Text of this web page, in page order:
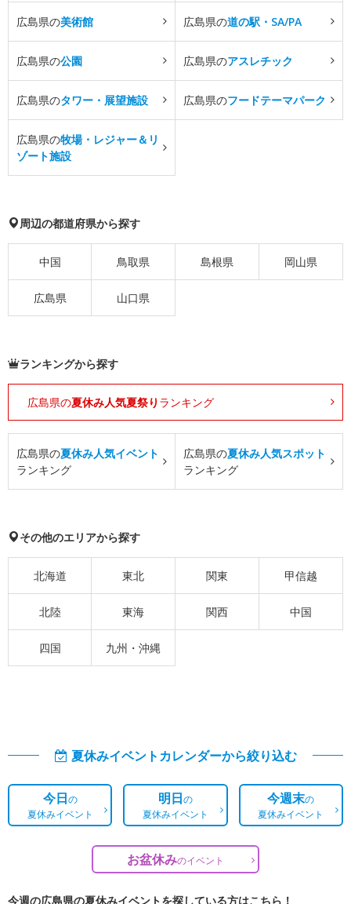
広島県の美術館 広島県の道の駅・SA/PA
広島県の公園 広島県のアスレチック
広島県のタワー・展望施設 広島県のフードテーマパーク
広島県の牧場・レジャー＆リ
ゾート施設
周辺の都道府県から探す
中国 鳥取県 島根県 岡山県
広島県 山口県
ランキングから探す
広島県の夏休み人気夏祭り ランキング
広島県の夏休み人気イベント
ランキング
広島県の夏休み人気スポット
ランキング
その他のエリアから探す
北海道 東北 関東 甲信越
北陸 東海 関西 中国
四国 九州・沖縄
夏休みイベントカレンダーから絞り込む
今日の
夏休みイベント
明日の
夏休みイベント
今週末の
夏休みイベント
お盆休みのイベント
今週の広島県の夏休みイベントを探している方はこちら！